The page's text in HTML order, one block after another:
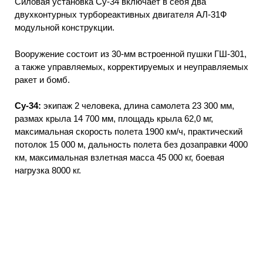
двухконтурных турбореактивных двигателя АЛ-31Ф
модульной конструкции.
Вооружение состоит из 30-мм встроенной пушки ГШ-301,
а также управляемых, корректируемых и неуправляемых
ракет и бомб.
Су-34: экипаж 2 человека, длина самолета 23 300 мм,
размах крыла 14 700 мм, площадь крыла 62,0 мг,
максимальная скорость полета 1900 км/ч, практический
потолок 15 000 м, дальность полета без дозаправки 4000
км, максимальная взлетная масса 45 000 кг, боевая
нагрузка 8000 кг.